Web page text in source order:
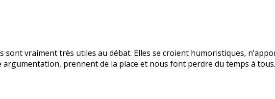
sont vraiment très utiles au débat. Elles se croient humoristiques,
prennent de la place et nous font perdre du temps à